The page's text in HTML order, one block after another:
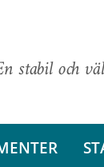
stabil och